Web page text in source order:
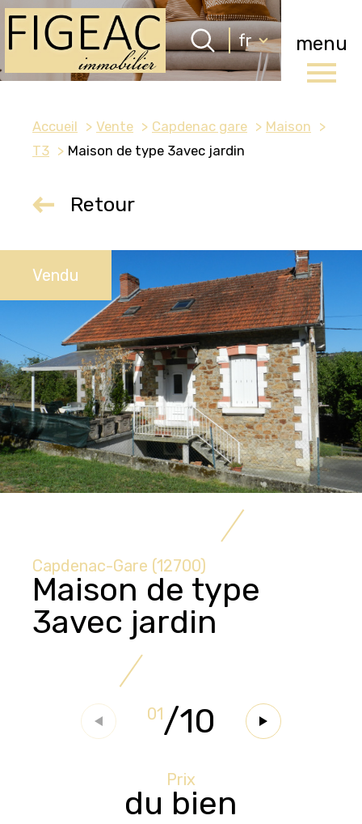
menu
Langue
fr
Accueil 0 Langue
fr
Accueil Vente Capdenac gare
Maison
T3
Maison de type 3avec jardin
Retour
Vendu
Capdenac-Gare (12700)
Maison de type
3avec jardin
01/10
Prix
du bien